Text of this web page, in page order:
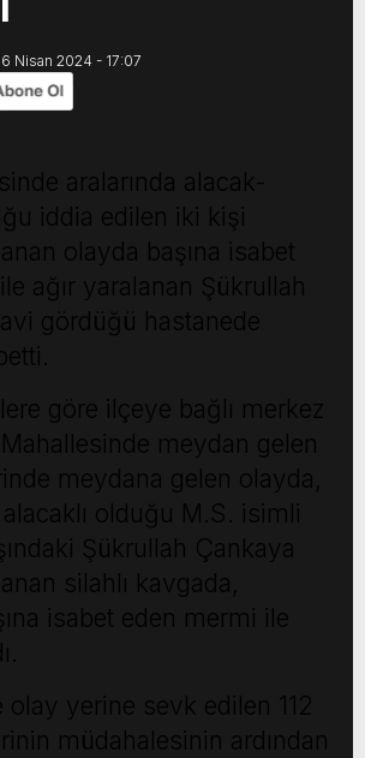
Nisan 2024 - 17:07
aralarında alacak-
iddia edilen iki kişi
olayda başına isabet
ağır yaralanan Şükrullah
gördüğü hastanede
göre ilçeye bağlı merkez
meydan gelen
meydana gelen olayda,
olduğu M.S. isimli
Şükrullah Çankaya
silahlı kavgada,
isabet eden mermi ile
olay yerine sevk edilen 112
müdahalesinin ardından